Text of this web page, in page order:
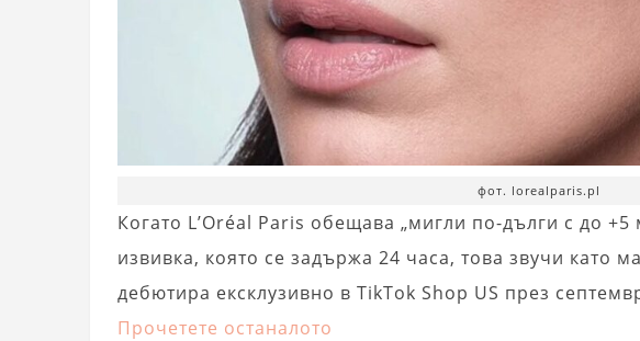
фот. lorealparis.pl
Когато L’Oréal Paris обещава „мигли по-дълги с до
извивка, която се задържа 24 часа, това звучи като
дебютира ексклузивно в TikTok Shop US през
Прочетете останалото